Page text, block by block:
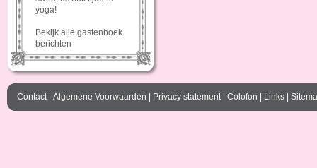
yoga!
Bekijk alle gastenboek
berichten
Contact| Algemene Voorwaarden Privacy statement| Colofon Links